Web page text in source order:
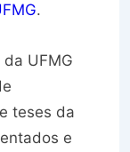
.
UFMG
teses da
e